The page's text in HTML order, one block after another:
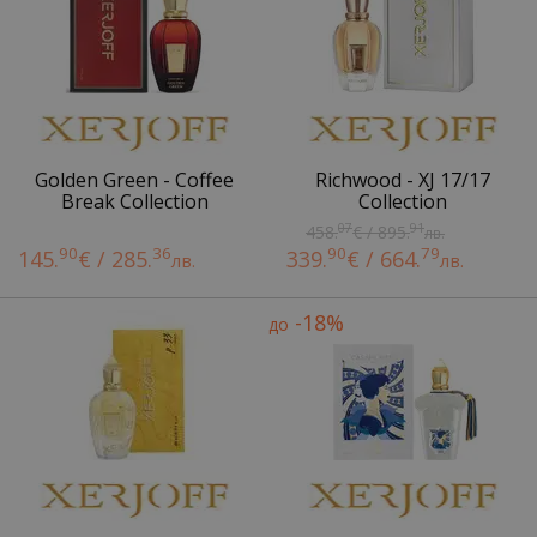
Golden Green - Coffee
Break Collection
145.90€ / 285.36лв.
Richwood - XJ 17/17
Collection
458.07€ / 895.91лв.
339.90€ / 664.79лв.
до -18%